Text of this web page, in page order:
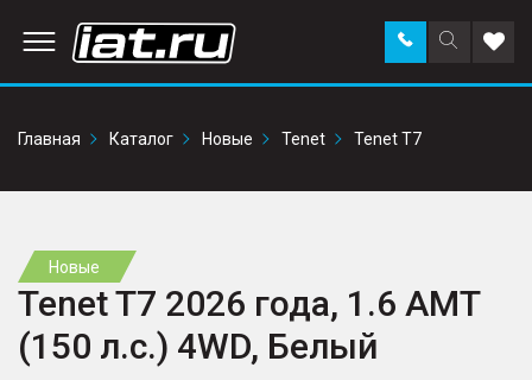
Поиск
по
Заказать
звонок в
Главная
Каталог Новые Tenet Tenet T7
Новые
Tenet T7 2026 года, 1.6 AMT
(150 л.с.) 4WD, Белый